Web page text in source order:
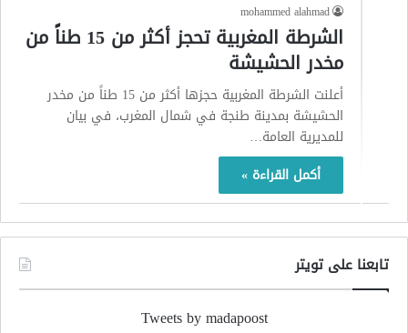
mohammed alahmad
الشرطة المغربية تحجز أكثر من 15 طناً من
مخدر الحشيشة
أعلنت الشرطة المغربية حجزها أكثر من 15 طناً من مخدر
الحشيشة بمدينة طنجة في شمال المغرب، في بيان
للمديرية العامة…
أكمل القراءة »
تابعنا على تويتر
Tweets by madapoost